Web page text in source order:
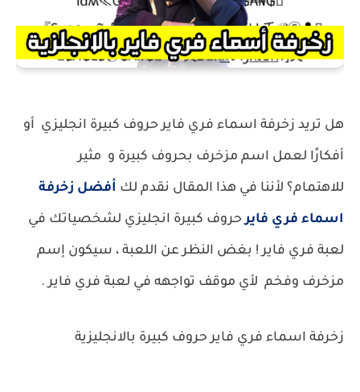
هل تريد زخرفة اسماء فري فاير حروف كبيرة انجليزي أو
أفكارًا لعمل اسم مزخرف بحروف كبيرة و مثير
للاهتمام؟ لأننا في هذا المقال نقدم لك أفضل زخرفة
اسماء فري فايرحروف كبيرة انجليزي لشخصياتك في
لعبة فري فاير ! بغض النظر عن اللعبة ، سيكون إسم
مزخرف وفخم لأي موقف تواجهه في لعبة فري فاير .
زخرفة اسماء فري فاير حروف كبيرة بالانجليزية